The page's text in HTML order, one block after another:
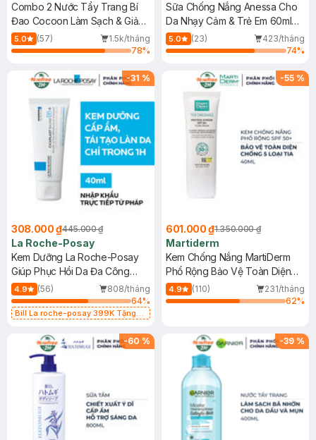
Combo 2 Nước Tẩy Trang Bí
Đao Cocoon Làm Sạch & Giảm
Dầu 500ml
5.0 (57)
1.5k/tháng
78%
Sữa Chống Nắng Anessa Cho
Da Nhạy Cảm & Trẻ Em 60ml
(Mới)
5.0 (23)
423/tháng
74%
-31 %
308.000 ₫445.000 ₫
La Roche-Posay
Kem Dưỡng La Roche-Posay
Giúp Phục Hồi Da Đa Công
Dụng 40ml
4.9 (56)
808/tháng
64%
Bill La roche-posay 399K Tặng
(SL có hạn)
-55 %
601.000 ₫1.350.000 ₫
Martiderm
Kem Chống Nắng MartiDerm
Phổ Rộng Bảo Vệ Toàn Diện
40ml
4.9 (110)
231/tháng
62%
-60 % -39 %